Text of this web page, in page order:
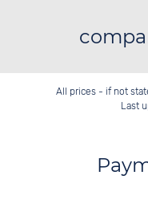
All prices - if not
Last